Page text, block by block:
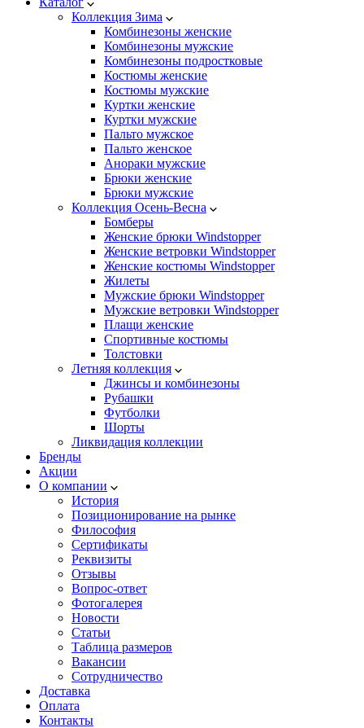
Коллекция Зима
Комбинезоны женские
Комбинезоны мужские
Комбинезоны подростковые
Костюмы женские
Костюмы мужские
Куртки женские
Куртки мужские
Пальто мужское
Пальто женское
Анораки мужские
Брюки женские
Брюки мужские
Коллекция Осень-Весна
Бомберы
Женские брюки Windstopper
Женские ветровки Windstopper
Женские костюмы Windstopper
Жилеты
Мужские брюки Windstopper
Мужские ветровки Windstopper
Плащи женские
Спортивные костюмы
Толстовки
Летняя коллекция
Джинсы и комбинезоны
Рубашки
Футболки
Шорты
Ликвидация коллекции
Бренды
Акции
О компании
История
Позиционирование на рынке
Философия
Сертификаты
Реквизиты
Отзывы
Вопрос-ответ
Фотогалерея
Новости
Статьи
Таблица размеров
Вакансии
Сотрудничество
Доставка
Оплата
Контакты